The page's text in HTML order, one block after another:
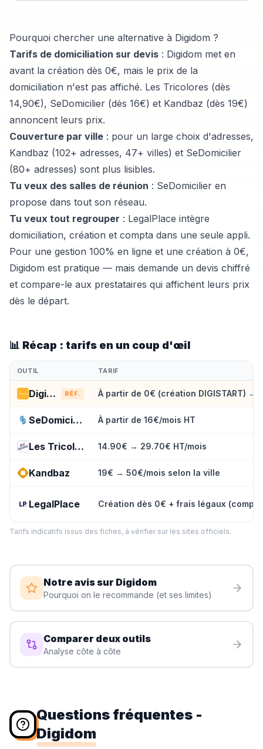
Pourquoi chercher une alternative à Digidom ?
Tarifs de domiciliation sur devis : Digidom met en
avant la création dès 0€, mais le prix de la
domiciliation n'est pas affiché. Les Tricolores (dès
14,90€), SeDomicilier (dès 16€) et Kandbaz (dès 19€)
annoncent leurs prix.
Couverture par ville : pour un large choix d'adresses,
Kandbaz (102+ adresses, 47+ villes) et SeDomicilier
(80+ adresses) sont plus lisibles.
Tu veux des salles de réunion : SeDomicilier en
propose dans tout son réseau.
Tu veux tout regrouper : LegalPlace intègre
domiciliation, création et compta dans une seule appli.
Pour une gestion 100% en ligne et une création à 0€,
Digidom est pratique — mais demande un devis chiffré
et compare-le aux prestataires qui affichent leurs prix
dès le départ.
📊 Récap : tarifs en un coup d'œil
OUTIL TARIF
Digidom RÉF. À partir de 0€ (création DIGISTART) →
SeDomicilier À partir de 16€/mois HT
Les Tricolores 14.90€ → 29.70€ HT/mois
Kandbaz 19€ → 50€/mois selon la ville
LegalPlace Création dès 0€ + frais légaux
Tarifs indicatifs issus des fiches, à vérifier sur les sites officiels.
Notre avis sur Digidom
Pourquoi on le recommande (et ses limites)
Comparer deux outils
Analyse côte à côte
Questions fréquentes -
Digidom